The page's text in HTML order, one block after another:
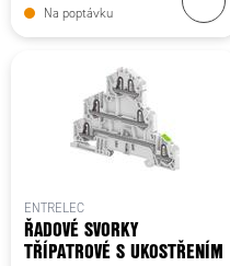
Na poptávku
ENTRELEC
ŘADOVÉ SVORKY
TŘÍPATROVÉ S UKOSTŘENÍM